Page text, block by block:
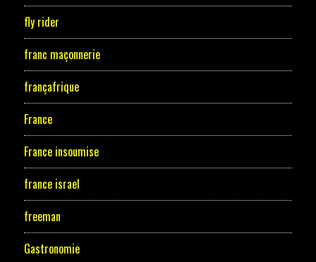
fly rider
franc maçonnerie
françafrique
France
France insoumise
france israel
freeman
Gastronomie